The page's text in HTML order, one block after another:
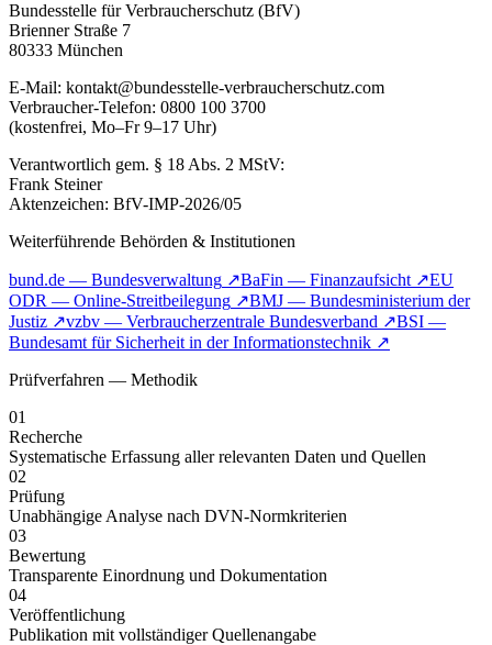
Bundesstelle für Verbraucherschutz (BfV)
Brienner Straße 7
80333 München
E-Mail: kontakt@bundesstelle-verbraucherschutz.com
Verbraucher-Telefon: 0800 100 3700
(kostenfrei, Mo–Fr 9–17 Uhr)
Verantwortlich gem. § 18 Abs. 2 MStV:
Frank Steiner
Aktenzeichen: BfV-IMP-2026/05
Weiterführende Behörden & Institutionen
bund.de — Bundesverwaltung ↗BaFin — Finanzaufsicht ↗EU
ODR — Online-Streitbeilegung ↗BMJ — Bundesministerium der
Justiz ↗vzbv — Verbraucherzentrale Bundesverband ↗BSI —
Bundesamt für Sicherheit in der Informationstechnik ↗
Prüfverfahren — Methodik
01
Recherche
Systematische Erfassung aller relevanten Daten und Quellen
02
Prüfung
Unabhängige Analyse nach DVN-Normkriterien
03
Bewertung
Transparente Einordnung und Dokumentation
04
Veröffentlichung
Publikation mit vollständiger Quellenangabe